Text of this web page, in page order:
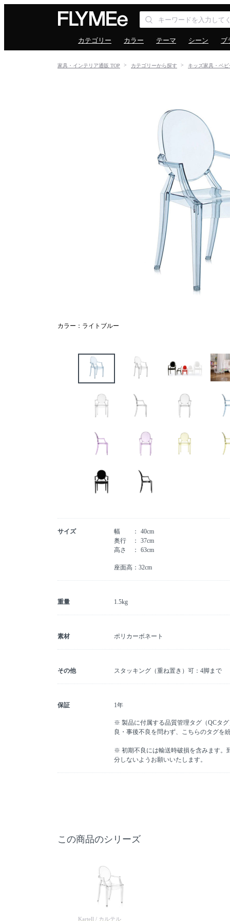
カテゴリー カラー テーマ シーン ブ
家具・インテリア通販 TOP カテゴリーから探す キッズ家具・ベ
カラー：ライトブルー
サイズ 幅
40cm
奥行
37cm
高さ
63cm
座面高：32cm
重量 1.5kg
素材 ポリカーボネート
その他 スタッキング（重ね置き）可：4脚まで
保証 1年
※ 製品に付属する品質管理タグ（QCタ
良・事後不良を問わず、こちらのタグを
※ 初期不良には輸送時破損を含みます。
分しないようお願いいたします。
この商品のシリーズ
Kartell / カルテル